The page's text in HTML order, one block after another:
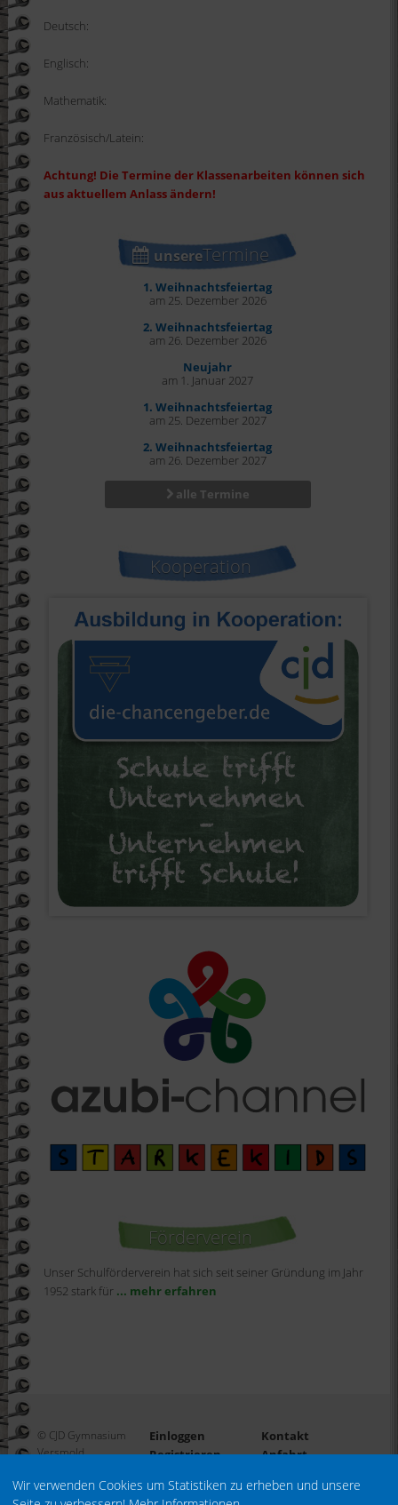
Wir verwenden Cookies um Statistiken zu erheben und unsere
Deutsch:
Englisch:
Mathematik:
Französisch/Latein:
Achtung! Die Termine der Klassenarbeiten können sich
aus aktuellem Anlass ändern!
unsereTermine
1. Weihnachtsfeiertag
am 25. Dezember 2026
2. Weihnachtsfeiertag
am 26. Dezember 2026
Neujahr
am 1. Januar 2027
1. Weihnachtsfeiertag
am 25. Dezember 2027
2. Weihnachtsfeiertag
am 26. Dezember 2027
alle Termine
Kooperation
Förderverein
Unser Schulförderverein hat sich seit seiner Gründung im Jahr
1952 stark für ... mehr erfahren
© CJD Gymnasium
Versmold
Einloggen
Registrieren
vergessen?
Kontakt
Anfahrt
Datenschutz